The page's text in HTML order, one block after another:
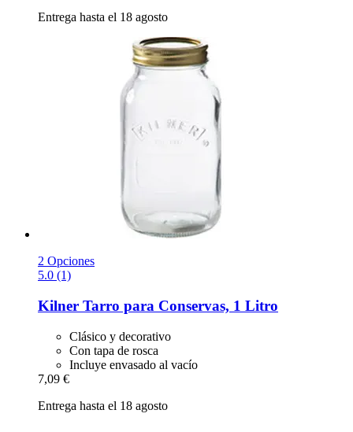
Entrega hasta el 18 agosto
2 Opciones
5.0 (1)
Kilner Tarro para Conservas, 1 Litro
Clásico y decorativo
Con tapa de rosca
Incluye envasado al vacío
7,09 €
Entrega hasta el 18 agosto